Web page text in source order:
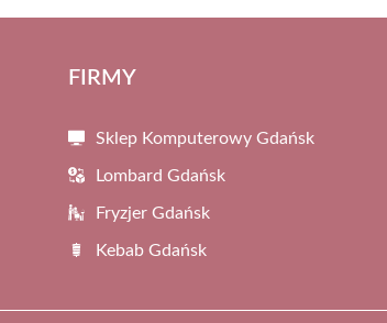
FIRMY
Sklep Komputerowy Gdańsk
Lombard Gdańsk
Fryzjer Gdańsk
Kebab Gdańsk